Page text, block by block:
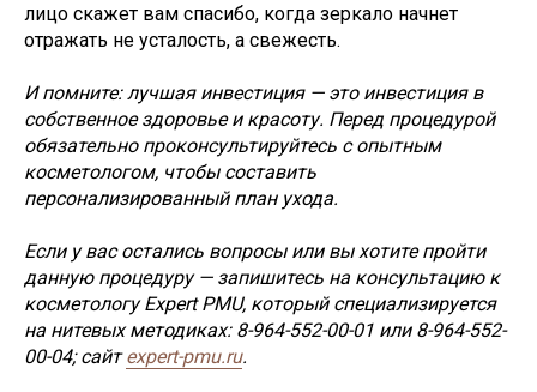
лицо скажет вам спасибо, когда зеркало начнет
отражать не усталость, а свежесть.
И помните: лучшая инвестиция — это инвестиция в
собственное здоровье и красоту. Перед процедурой
обязательно проконсультируйтесь с опытным
косметологом, чтобы составить
персонализированный план ухода.
Если у вас остались вопросы или вы хотите пройти
данную процедуру — запишитесь на консультацию к
косметологу Expert PMU, который специализируется
на нитевых методиках: 8-964-552-00-01 или 8-964-552-
00-04; сайтexpert-pmu.ru.